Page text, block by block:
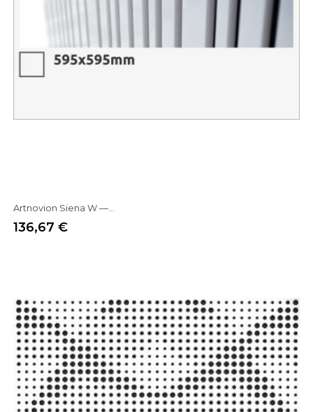
Artnovion Siena W —...
Prix
136,67 €